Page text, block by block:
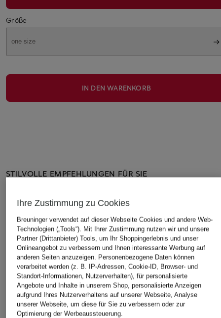
Größe
one size
IN DEN WARENKORB
STILVOLLE EMPFEHLUNGEN FÜR SIE
Acne Studios
JACQUEMUS
TOD'S
Ihre Zustimmung zu Cookies
Breuninger verwendet auf dieser Webseite Cookies und andere Web-
Technologien („Tools“). Mit Ihrer Zustimmung nutzen wir und unsere
Partner (Drittanbieter) Tools, um Ihr Shoppingerlebnis und unser
Onlineangebot zu verbessern und Ihnen interessante Werbung auf
anderen Seiten anzuzeigen. Personenbezogene Daten können
verarbeitet werden (z. B. IP-Adressen, Cookie-ID, Browser- und
Standort-Informationen, Nutzerverhalten), für personalisierte
Angebote und Inhalte in unserem Shop, personalisierte Anzeigen
aufgrund Ihres Nutzerverhaltens auf unserer Webseite, Analyse
unserer Webseite, um diese für Sie zu verbessern oder zur
Optimierung der Werbeaussteuerung.